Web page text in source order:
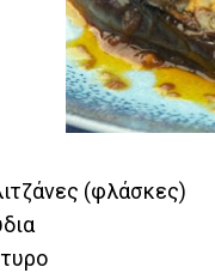
(φλάσκες)